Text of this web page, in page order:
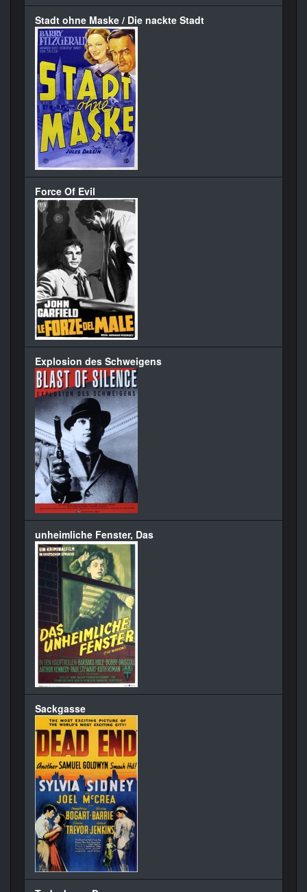
Stadt ohne Maske / Die nackte Stadt
Force Of Evil
Explosion des Schweigens
unheimliche Fenster, Das
Sackgasse